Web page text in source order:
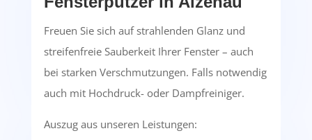
Freuen Sie sich auf strahlenden Glanz und
streifenfreie Sauberkeit Ihrer Fenster – auch
bei starken Verschmutzungen. Falls notwendig
auch mit Hochdruck- oder Dampfreiniger.
Auszug aus unseren Leistungen: